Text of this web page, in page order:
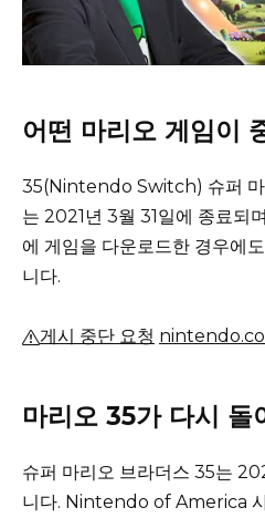
어떤 마리오 게임이
35(Nintendo Switch) 슈퍼 마
는 2021년 3월 31일에 종료
에 게임을 다운로드한 경우에
니다.
게시 중단 요청
마리오 35가 다시 돌
슈퍼 마리오 브라더스 35는
니다. Nintendo of America